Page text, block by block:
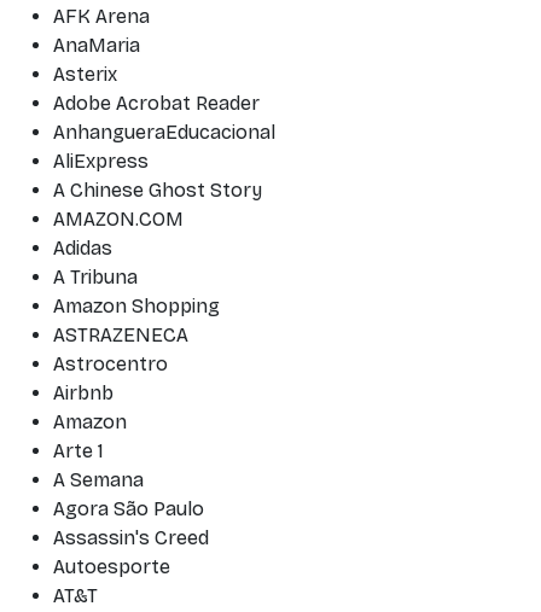
AFK Arena
AnaMaria
Asterix
Adobe Acrobat Reader
AnhangueraEducacional
AliExpress
A Chinese Ghost Story
AMAZON.COM
Adidas
A Tribuna
Amazon Shopping
ASTRAZENECA
Astrocentro
Airbnb
Amazon
Arte 1
A Semana
Agora São Paulo
Assassin's Creed
Autoesporte
AT&T